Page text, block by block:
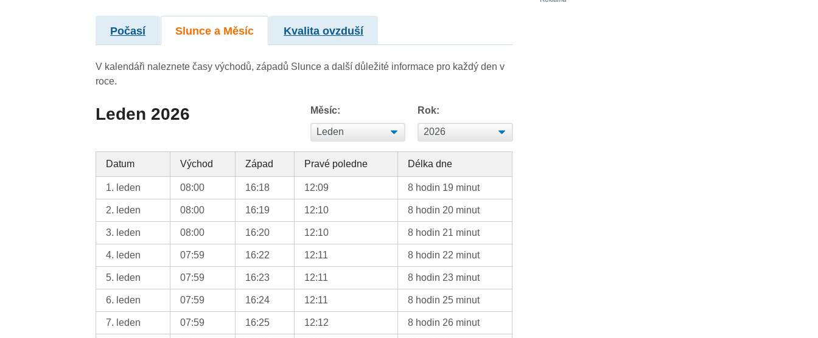
Počasí Slunce a Měsíc Kvalita ovzduší
V kalendáři naleznete časy východů, západů Slunce a další důležité informace pro každý den v
roce.
Leden 2026 Měsíc: Rok:
Datum Východ Západ Pravé poledne Délka dne
1. leden 08:00 16:18 12:09 8 hodin 19 minut
2. leden 08:00 16:19 12:10 8 hodin 20 minut
3. leden 08:00 16:20 12:10 8 hodin 21 minut
4. leden 07:59 16:22 12:11 8 hodin 22 minut
5. leden 07:59 16:23 12:11 8 hodin 23 minut
6. leden 07:59 16:24 12:11 8 hodin 25 minut
7. leden 07:59 16:25 12:12 8 hodin 26 minut